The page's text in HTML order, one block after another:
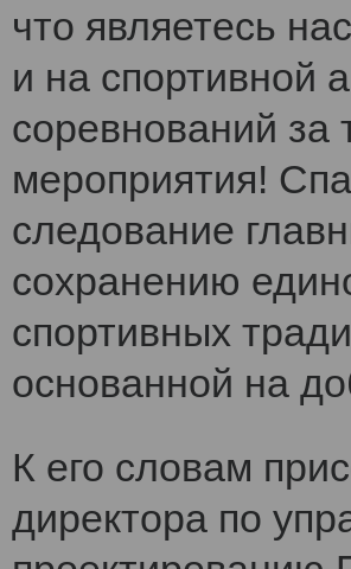
что являетесь
и на спортивной
соревнований
мероприятия!
следование
сохранению
спортивных
основанной на
К его словам
директора по